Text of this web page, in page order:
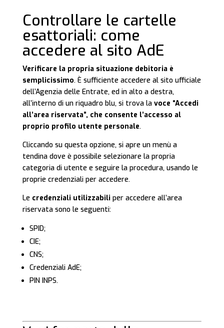
Controllare le cartelle
esattoriali: come
accedere al sito AdE
Verificare la propria situazione debitoria è
semplicissimo. È sufficiente accedere al sito ufficiale
dell’Agenzia delle Entrate, ed in alto a destra,
all’interno di un riquadro blu, si trova la voce “Accedi
all’area riservata”, che consente l’accesso al
proprio profilo utente personale.
Cliccando su questa opzione, si apre un menù a
tendina dove è possibile selezionare la propria
categoria di utente e seguire la procedura, usando le
proprie credenziali per accedere.
Le credenziali utilizzabili per accedere all’area
riservata sono le seguenti:
SPID;
CIE;
CNS;
Credenziali AdE;
PIN INPS.